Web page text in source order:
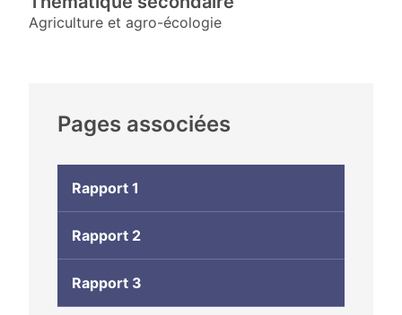
Agriculture et agro-écologie
Pages associées
Rapport 1
Rapport 2
Rapport 3